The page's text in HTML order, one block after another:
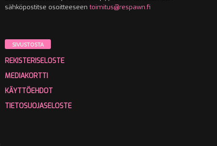
sähköpostitse osoitteeseentoimitus@respawn.fi
SIVUSTOSTA
REKISTERISELOSTE
MEDIAKORTTI
KÄYTTÖEHDOT
TIETOSUOJASELOSTE